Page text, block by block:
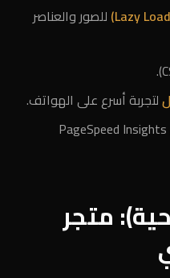
للصور والعناصر
لتجربة أسرع على الهواتف.
عبر أدوات مثل PageSpeed Insights
متجر